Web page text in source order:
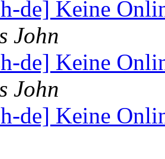
de] Keine
John
de] Keine
John
de] Keine